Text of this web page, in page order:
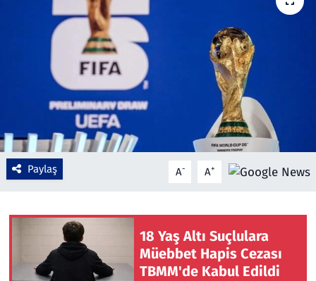
Paylaş A- A+
18 Yaş Altı Suçlulara
Müebbet Hapis Cezası
TBMM'de Kabul Edildi
Çevre & Doğa
Eğitim
Turizm